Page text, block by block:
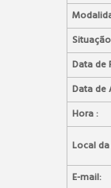
Data de
Data de
Hora :
Local
E-mail: